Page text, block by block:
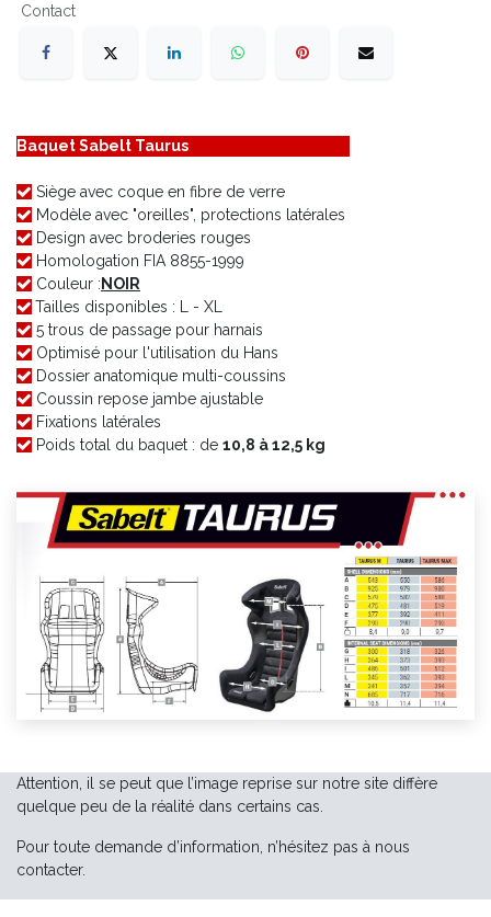
Contact
Baquet Sabelt Taurus
Siège avec coque en fibre de verre
Modèle avec "oreilles", protections latérales
Design avec broderies rouges
Homologation FIA 8855-1999
Couleur :NOIR
Tailles disponibles : L - XL
5 trous de passage pour harnais
Optimisé pour l'utilisation du Hans
Dossier anatomique multi-coussins
Coussin repose jambe ajustable
Fixations latérales
Poids total du baquet : de 10,8 à 12,5 kg
Attention, il se peut que l’image reprise sur notre site diffère
quelque peu de la réalité dans certains cas.
Pour toute demande d’information, n’hésitez pas à nous
contacter.